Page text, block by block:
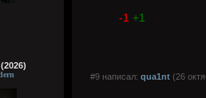
-1 +1
#9 написал: qua1nt (26